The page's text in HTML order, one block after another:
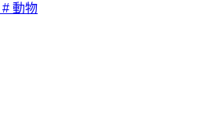
# 動物